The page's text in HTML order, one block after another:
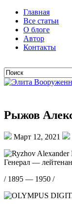
Главная
Все статьи
О блоге
Автор
Контакты
Рыжов
Март 12, 2021
Генерал —
/ 1895 — 1950 /